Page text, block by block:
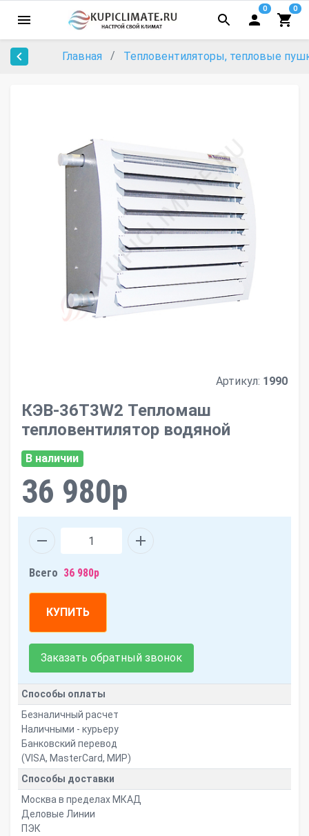
0 0
Главная Тепловентиляторы, тепловые
Артикул: 1990
КЭВ-36Т3W2 Тепломаш
тепловентилятор водяной
В наличии
36 980р
Всего 36 980р
КУПИТЬ
Заказать обратный звонок
Способы оплаты
Безналичный расчет
Наличными - курьеру
Банковский перевод
(VISA, MasterCard, МИР)
Способы доставки
Москва в пределах МКАД
Деловые Линии
ПЭК